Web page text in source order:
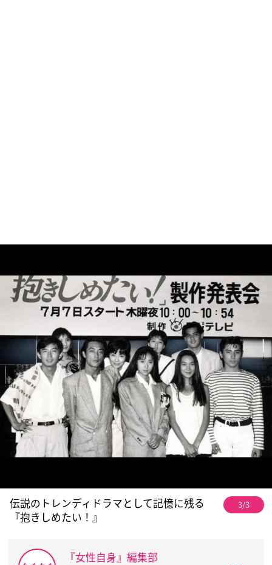
伝説のトレンディドラマとして記憶に残る
『抱きしめたい！』
3/3
『女性自身』編集部